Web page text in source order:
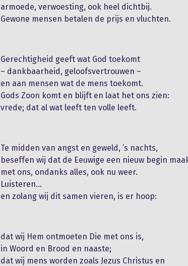
armoede, verwoesting, ook heel dichtbij.
Gewone mensen betalen de prijs en vluchten.
Gerechtigheid geeft wat God toekomt
– dankbaarheid, geloofsvertrouwen –
en aan mensen wat de mens toekomt.
Gods Zoon komt en blijft en laat het ons zien:
vrede; dat al wat leeft ten volle leeft.
Te midden van angst en geweld, ’s nachts,
beseffen wij dat de Eeuwige een nieuw begin
met ons, ondanks alles, ook nu weer.
Luisteren…
en zolang wij dit samen vieren, is er hoop:
dat wij Hem ontmoeten Die met ons is,
in Woord en Brood en naaste;
dat wij mens worden zoals Jezus Christus en